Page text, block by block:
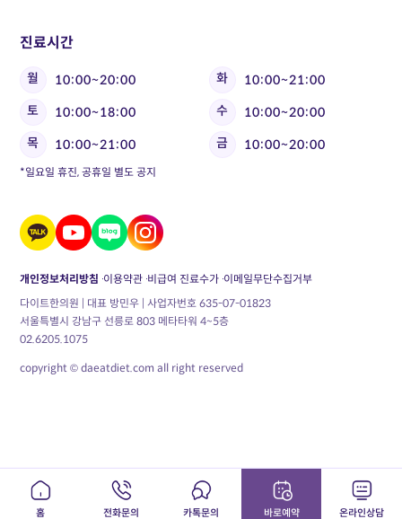
홈 전화문의 카톡문의 바로예약 온라인상담
진료시간
월 10:00~20:00 화
10:00~21:00
토
10:00~18:00 수
10:00~20:00
목
10:00~21:00 금 10:00~20:00
*일요일 휴진, 공휴일 별도 공지
개인정보처리방침 이용약관 비급여 진료수가 이메일무단수집거부
다이트한의원 | 대표 방민우 | 사업자번호 635-07-01823
서울특별시 강남구 선릉로 803 메타타워 4~5층
02.6205.1075
copyright © daeatdiet.com all right reserved